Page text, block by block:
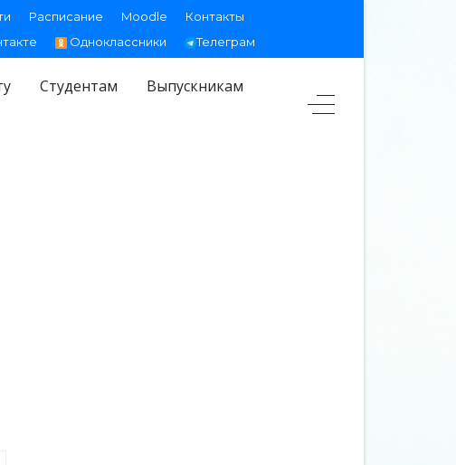
Расписание Moodle
Контакты
Одноклассники Телеграм
Студентам
Выпускникам